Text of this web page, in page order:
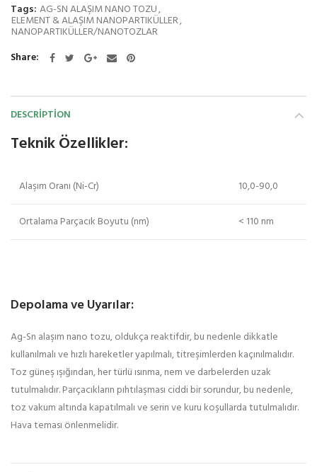
Tags: AG-SN ALAŞIM NANO TOZU,
ELEMENT & ALAŞIM NANOPARTIKÜLLER,
NANOPARTIKÜLLER/NANOTOZLAR
Share
DESCRIPTION
Teknik Özellikler:
Alaşım Oranı (Ni-Cr) 10,0-90,0
Ortalama Parçacık Boyutu (nm) < 110 nm
Depolama ve Uyarılar:
Ag-Sn alaşım nano tozu, oldukça reaktifdir, bu nedenle dikkatle
kullanılmalı ve hızlı hareketler yapılmalı, titreşimlerden kaçınılmalıdır.
Toz güneş ışığından, her türlü ısınma, nem ve darbelerden uzak
tutulmalıdır. Parçacıkların pıhtılaşması ciddi bir sorundur, bu nedenle,
toz vakum altında kapatılmalı ve serin ve kuru koşullarda tutulmalıdır.
Hava teması önlenmelidir.